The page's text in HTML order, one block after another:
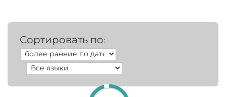
Сортировать по: